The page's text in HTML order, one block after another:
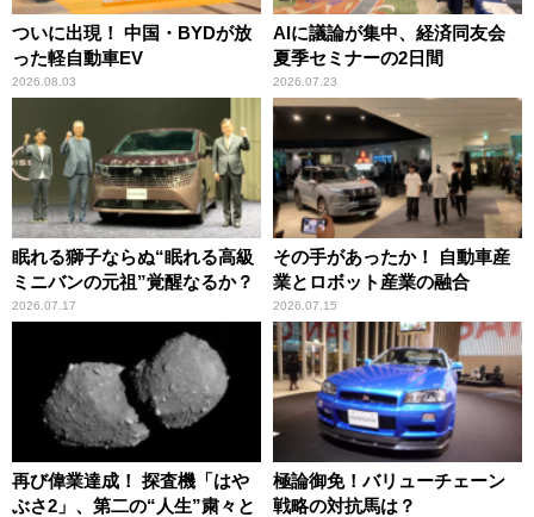
ついに出現！ 中国・BYDが放
った軽自動車EV
2026.08.03
AIに議論が集中、経済同友会
夏季セミナーの2日間
2026.07.23
眠れる獅子ならぬ“眠れる高級
ミニバンの元祖”覚醒なるか？
2026.07.17
その手があったか！ 自動車産
業とロボット産業の融合
2026.07.15
再び偉業達成！ 探査機「はや
ぶさ2」、第二の“人生”粛々と
極論御免！バリューチェーン
戦略の対抗馬は？